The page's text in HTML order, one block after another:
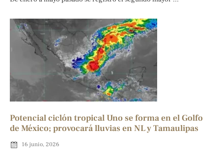
Potencial ciclón tropical Uno se forma en el Golfo
de México; provocará lluvias en NL y Tamaulipas
16 junio, 2026